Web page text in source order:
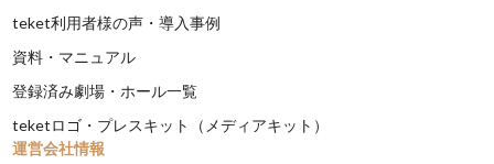
teket利用者様の声・導入事例
資料・マニュアル
登録済み劇場・ホール一覧
teketロゴ・プレスキット（メディアキット）
運営会社情報